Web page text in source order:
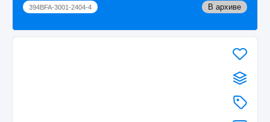
394BFA-3001-2404-4 В архиве